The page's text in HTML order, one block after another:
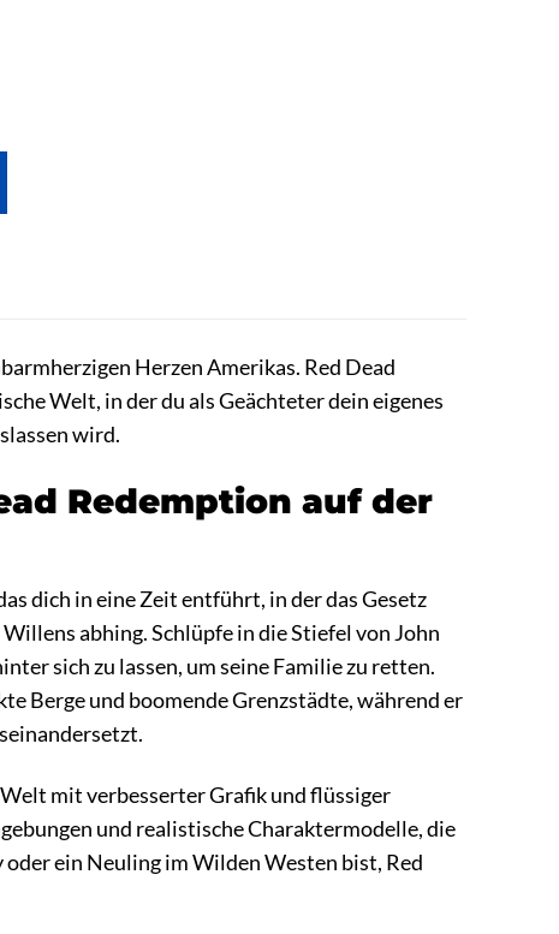
Herzen Amerikas. Red Dead
Welt, in der du als Geächteter dein eigenes
wird.
Redemption auf der
dich in eine Zeit entführt, in der das Gesetz
abhing. Schlüpfe in die Stiefel von John
sich zu lassen, um seine Familie zu retten.
Berge und boomende Grenzstädte, während er
mit verbesserter Grafik und flüssiger
und realistische Charaktermodelle, die
ein Neuling im Wilden Westen bist, Red